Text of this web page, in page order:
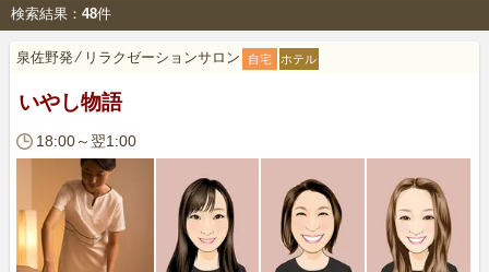
検索結果： 48件
泉佐野発⁄ リラクゼーションサロン ホテル
自宅
いやし物語
18:00～翌1:00